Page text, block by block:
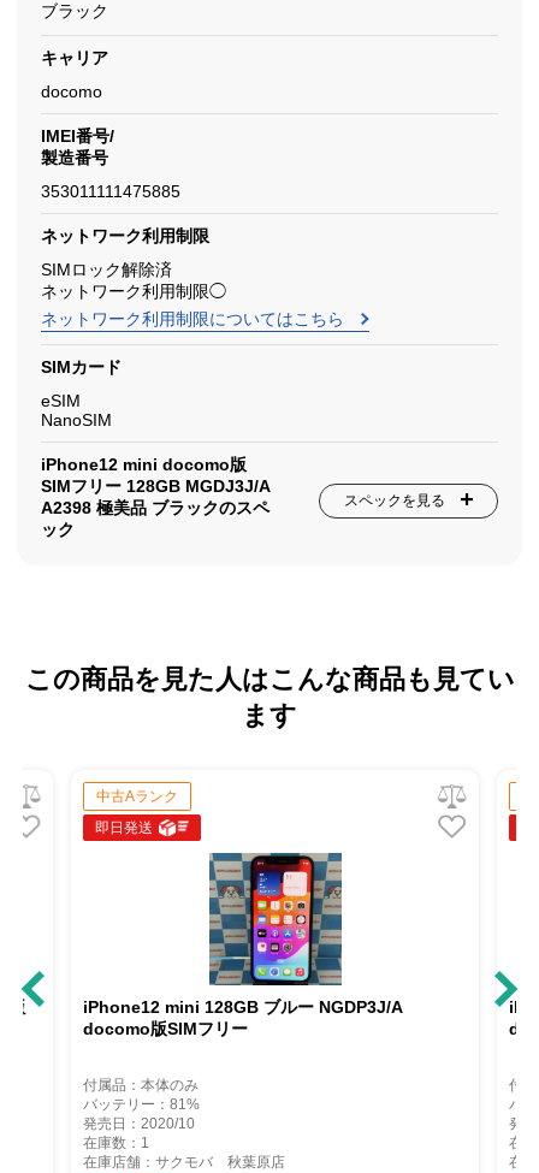
ブラック
キャリア
docomo
IMEI番号/
製造番号
353011111475885
ネットワーク利用制限
SIMロック解除済
ネットワーク利用制限◯
ネットワーク利用制限についてはこちら
SIMカード
eSIM
NanoSIM
iPhone12 mini docomo版
SIMフリー 128GB MGDJ3J/A
A2398 極美品 ブラックのスペ
ック
スペックを見る
この商品を見た人はこんな商品も見てい
ます
中古Aランク
即日発送
iPhone12 mini 128GB ブルー NGDP3J/A
docomo版SIMフリー
付属品：本体のみ
バッテリー：81%
発売日：2020/10
在庫数：1
在庫店舗：サクモバ 秋葉原店
付属品
バッテ
発売日
在庫数
在庫店